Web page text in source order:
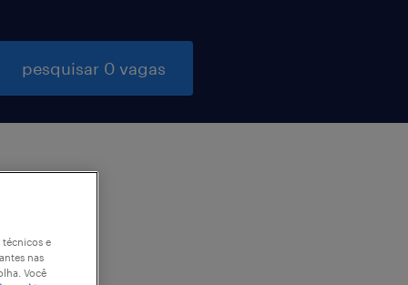
pesquisar 0 vagas
técnicos e
nas
Você